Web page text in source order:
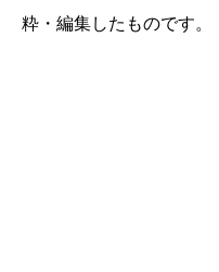
粋・編集したものです。